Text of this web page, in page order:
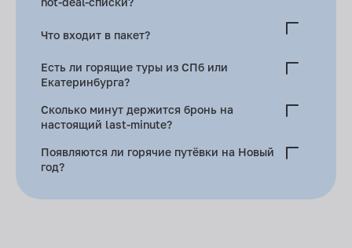
блоков.
Что входит в пакет?
Чартер до Даболима, групповой трансфер, проживание,
завтраки, страховка.
Есть ли горящие туры из СПб или
Екатеринбурга?
Да. Питер — ноябрь–март, Екатеринбург и Новосибирск —
декабрь–февраль.
Сколько минут держится бронь на
настоящий last-minute?
Не более часа. Ближе к вылету — сразу оплата 100%.
Появляются ли горячие путёвки на Новый
год?
октябре.